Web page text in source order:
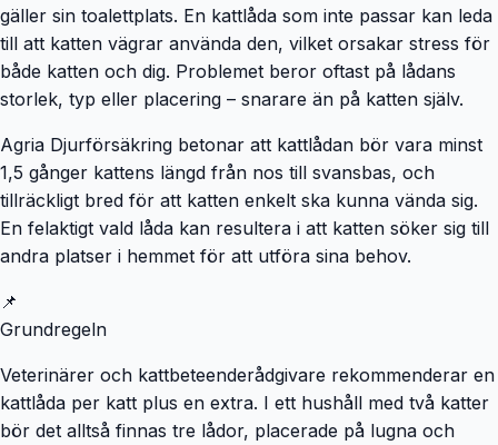
gäller sin toalettplats. En kattlåda som inte passar kan leda
till att katten vägrar använda den, vilket orsakar stress för
både katten och dig. Problemet beror oftast på lådans
storlek, typ eller placering – snarare än på katten själv.
Agria Djurförsäkring betonar att kattlådan bör vara minst
1,5 gånger kattens längd från nos till svansbas, och
tillräckligt bred för att katten enkelt ska kunna vända sig.
En felaktigt vald låda kan resultera i att katten söker sig till
andra platser i hemmet för att utföra sina behov.
📌
Grundregeln
Veterinärer och kattbeteenderådgivare rekommenderar en
kattlåda per katt plus en extra. I ett hushåll med två katter
bör det alltså finnas tre lådor, placerade på lugna och